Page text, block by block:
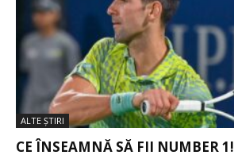
ALTE ŞTIRI
CE ÎNSEAMNĂ SĂ FII NUMBER 1!